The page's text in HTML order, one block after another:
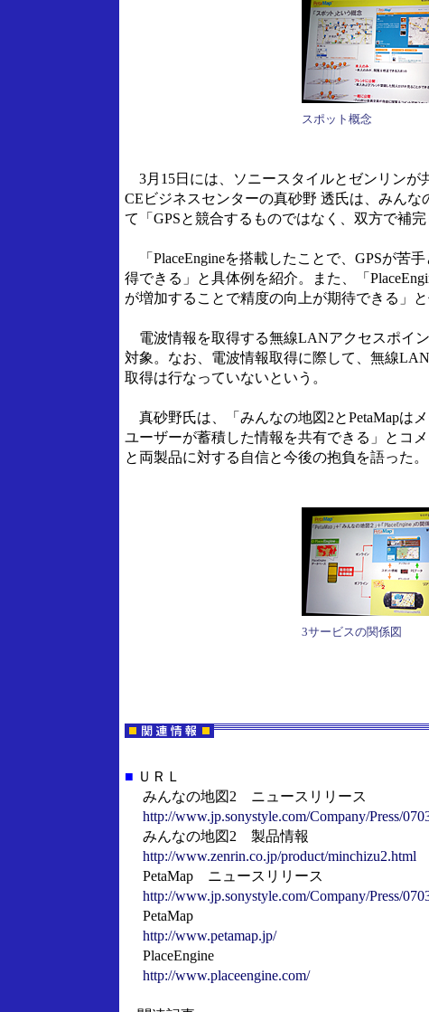
スポット概念
3月15日には、ソニースタイルとゼンリンが
CEビジネスセンターの真砂野 透氏は、みんな
て「GPSと競合するものではなく、双方で補
「PlaceEngineを搭載したことで、GPSが苦
得できる」と具体例を紹介。また、「
が増加することで精度の向上が期待できる」と
電波情報を取得する無線LANアクセスポイ
対象。なお、電波情報取得に際して、無線
取得は行なっていないという。
真砂野氏は、「みんなの地図2とPetaMapは
ユーザーが蓄積した情報を共有できる」とコ
と両製品に対する自信と今後の抱負を語った。
3サービスの関係図
■ ＵＲＬ
みんなの地図2 ニュースリリース
http://www.jp.sonystyle.com/Company/Press/
みんなの地図2 製品情報
http://www.zenrin.co.jp/product/minchizu2.html
PetaMap ニュースリリース
http://www.jp.sonystyle.com/Company/Press/
PetaMap
http://www.petamap.jp/
PlaceEngine
http://www.placeengine.com/